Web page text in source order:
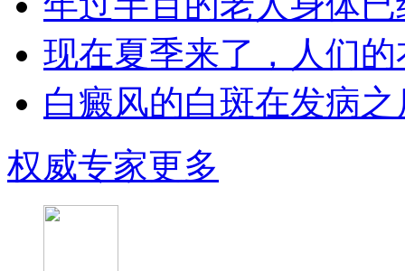
现在夏季来了，人们
白癜风的白斑在发病
权威专家更多